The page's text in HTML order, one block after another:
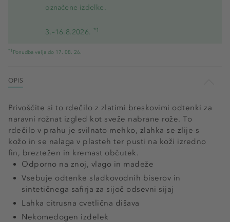
označene izdelke.
3.–16.8.2026. *1
*1 Ponudba velja do 17. 08. 26.
OPIS
Privoščite si to rdečilo z zlatimi breskovimi odtenki za
naravni rožnat izgled kot sveže nabrane rože. To
rdečilo v prahu je svilnato mehko, zlahka se zlije s
kožo in se nalaga v plasteh ter pusti na koži izredno
fin, breztežen in kremast občutek.
Odporno na znoj, vlago in madeže
Vsebuje odtenke sladkovodnih biserov in
sintetičnega safirja za sijoč odsevni sijaj
Lahka citrusna cvetlična dišava
Nekomedogen izdelek